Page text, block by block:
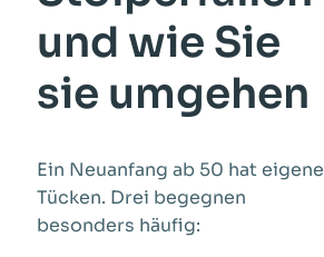
und wie Sie
sie umgehen
Ein Neuanfang ab 50 hat eigene
Tücken. Drei begegnen
besonders häufig: